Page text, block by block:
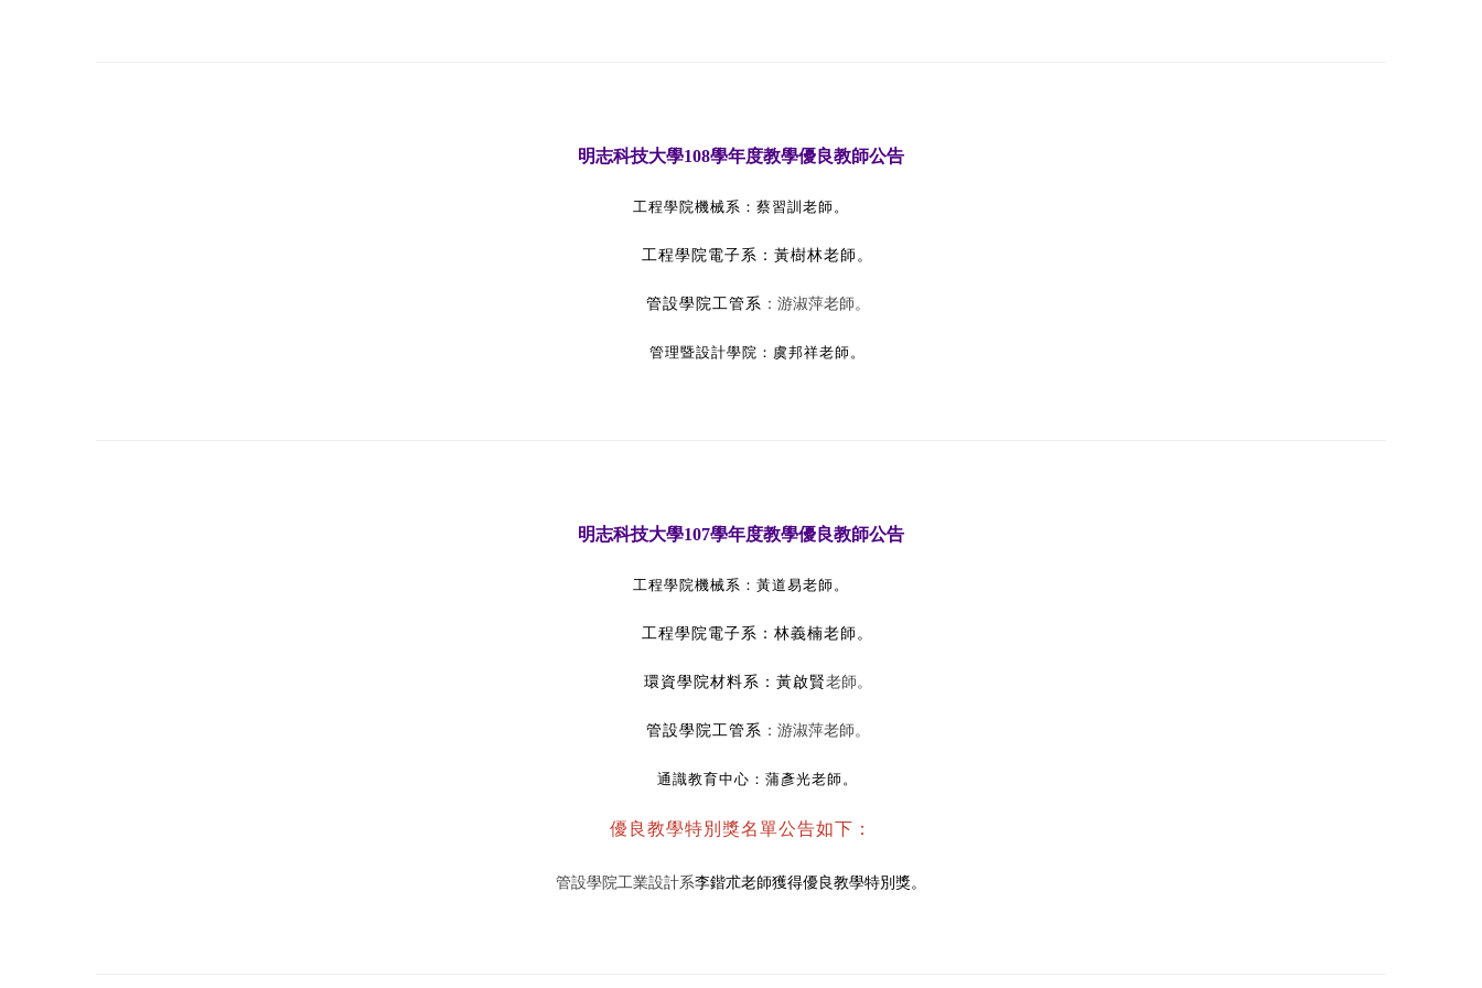
明志科技大學108學年度教學優良教師公告
工程學院機械系：蔡習訓老師。
工程學院電子系：黃樹林老師。
管設學院工管系 ：游淑萍老師。
管理暨設計學院：虞邦祥老師。
明志科技大學107學年度教學優良教師公告
工程學院機械系：黃道易老師。
工程學院電子系：林義楠老師。
環資學院材料系：黃啟賢老師。
管設學院工管系 ：游淑萍老師。
通識教育中心：蒲彥光老師。
優良教學特別獎名單公告如下：
管設學院工業設計系李鍇朮老師獲得優良教學特別獎。